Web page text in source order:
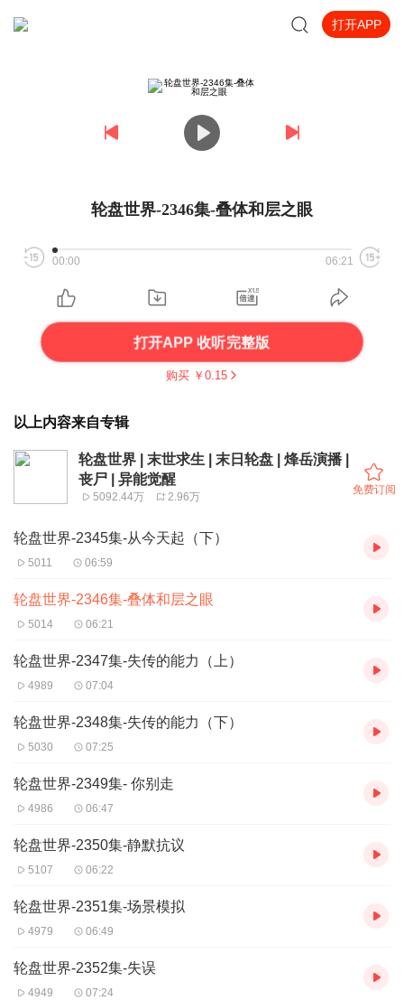
打开APP
轮盘世界-2346集-叠体和层之眼
00:00 06:21
打开APP 收听完整版
购买 ￥ 0.15
以上内容来自专辑
轮盘世界 | 末世求生 | 末日轮盘 | 烽岳演播 |
丧尸 | 异能觉醒
5092.44万 2.96万
免费订阅
轮盘世界-2345集-从今天起（下）
5011 06:59
轮盘世界-2346集-叠体和层之眼
5014 06:21
轮盘世界-2347集-失传的能力（上）
4989 07:04
轮盘世界-2348集-失传的能力（下）
5030 07:25
轮盘世界-2349集- 你别走
4986 06:47
轮盘世界-2350集-静默抗议
5107 06:22
轮盘世界-2351集-场景模拟
4979 06:49
轮盘世界-2352集-失误
4949 07:24